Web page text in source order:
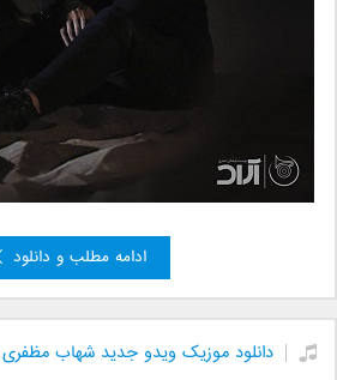
ادامه مطلب و دانلود
دانلود موزیک ویدو جدید شهاب مظفری بنام 30